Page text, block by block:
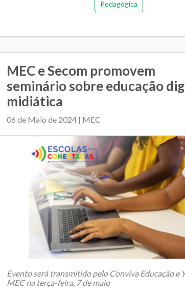
Pedagógica
MEC e Secom promovem
seminário sobre educação
midiática
06 de Maio de 2024 | MEC
Evento será transmitido pelo Conviva Educação e
MEC na terça-feira, 7 de maio